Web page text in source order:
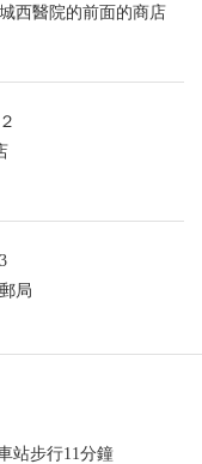
西醫院的前面的商店
局
站步行11分鐘